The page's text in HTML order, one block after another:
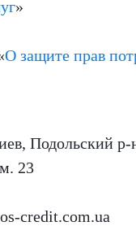
»
О защите прав
Подольский р-
23
credit.com.ua